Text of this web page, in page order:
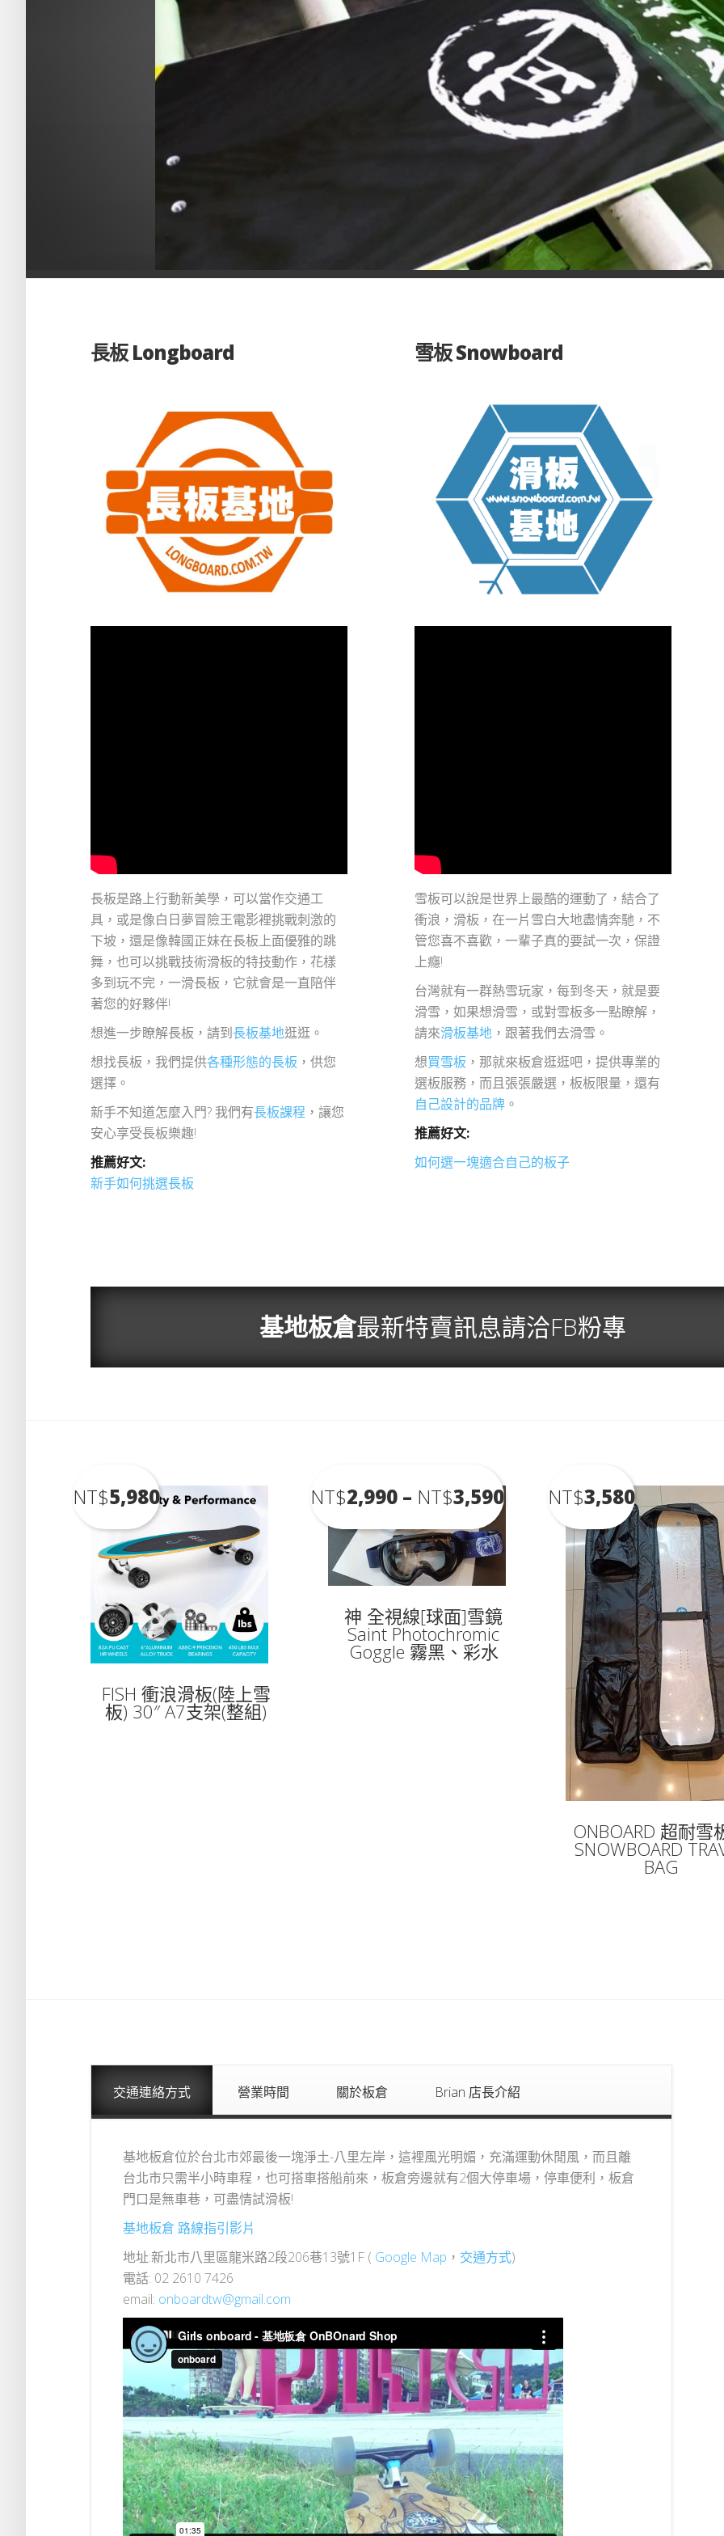
長板 Longboard
長板是路上行動新美學，可以當作交通工
具，或是像白日夢冒險王電影裡挑戰刺激的
下坡，還是像韓國正妹在長板上面優雅的跳
舞，也可以挑戰技術滑板的特技動作，花樣
多到玩不完，一滑長板，它就會是一直陪伴
著您的好夥伴!
想進一步瞭解長板，請到長板基地逛逛。
想找長板，我們提供各種形態的長板 ，供您
選擇。
新手不知道怎麼入門? 我們有長板課程 ，讓您
安心享受長板樂趣!
推薦好文:
新手如何挑選長板
雪板 Snowboard
雪板可以說是世界上最酷的運動了，結合了
衝浪，滑板，在一片雪白大地盡情奔馳，不
管您喜不喜歡，一輩子真的要試一次，保證
上癮!
台灣就有一群熱雪玩家，每到冬天，就是要
滑雪，如果想滑雪，或對雪板多一點瞭解，
請來滑板基地 ，跟著我們去滑雪。
想買雪板 ，那就來板倉逛逛吧，提供專業的
選板服務，而且張張嚴選，板板限量，還有
自己設計的品牌 。
推薦好文:
如何選一塊適合自己的板子
基地板倉最新特賣訊息請洽FB粉專
FISH 衝浪滑板(陸上雪
板) 30″ A7支架(整組)
NT$5,980
神 全視線[球面]雪鏡
Saint Photochromic
Goggle 霧黑、彩水
NT$2,990 – NT$3,590價
NT$2,990
ONBOARD 超耐雪
SNOWBOARD
BAG
NT$3,580
交通連絡方式 營業時間 關於板倉 Brian 店長介紹
基地板倉位於台北市郊最後一塊淨土-八里左岸，這裡風光明媚，充滿運動休閒風，而且離
台北市只需半小時車程，也可搭車搭船前來，板倉旁邊就有2個大停車場，停車便利，板倉
門口是無車巷，可盡情試滑板!
基地板倉 路線指引影片
地址:新北市八里區龍米路2段206巷13號1F ( Google Map ， 交通方式)
電話: 02 2610 7426
email: onboardtw@gmail.com